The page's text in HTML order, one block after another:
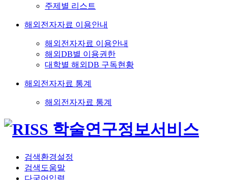
주제별 리스트
해외전자자료 이용안내
해외전자자료 이용안내
해외DB별 이용권한
대학별 해외DB 구독현황
해외전자자료 통계
해외전자자료 통계
검색환경설정
검색도움말
다국어입력